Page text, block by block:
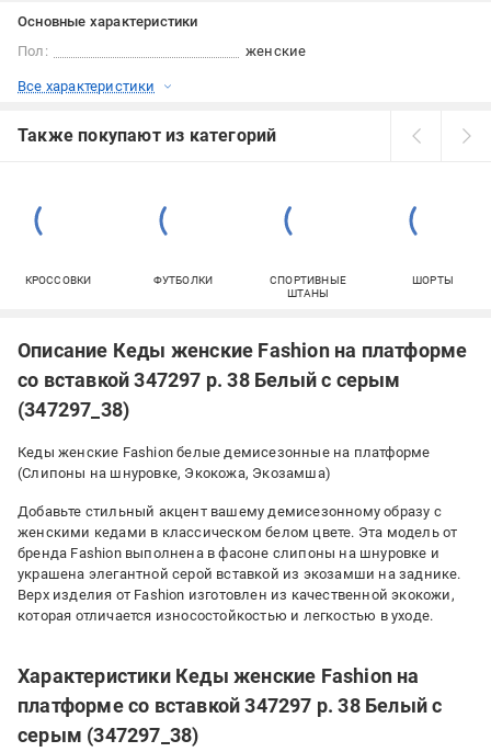
Основные характеристики
Пол:
женские
Все характеристики
Также покупают из категорий
КРОССОВКИ ФУТБОЛКИ
СПОРТИВНЫЕ
ШТАНЫ
ШОРТЫ
Описание Кеды женские Fashion на платформе
со вставкой 347297 р. 38 Белый с серым
(347297_38)
Кеды женские Fashion белые демисезонные на платформе
(Слипоны на шнуровке, Экокожа, Экозамша)
Добавьте стильный акцент вашему демисезонному образу с
женскими кедами в классическом белом цвете. Эта модель от
бренда Fashion выполнена в фасоне слипоны на шнуровке и
украшена элегантной серой вставкой из экозамши на заднике.
Верх изделия от Fashion изготовлен из качественной экокожи,
которая отличается износостойкостью и легкостью в уходе.
Характеристики Кеды женские Fashion на
платформе со вставкой 347297 р. 38 Белый с
серым (347297_38)